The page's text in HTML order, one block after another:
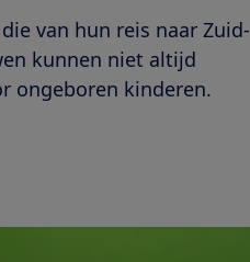
van hun reis naar Zuid-
kunnen niet altijd
ongeboren kinderen.